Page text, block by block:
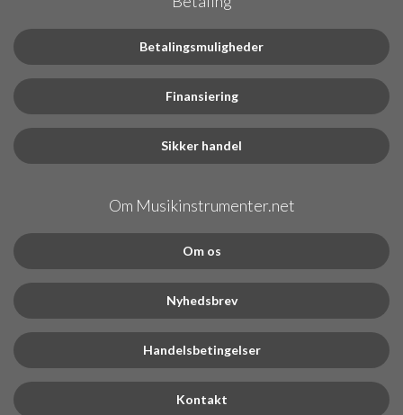
Betalingsmuligheder
Finansiering
Sikker handel
Om Musikinstrumenter.net
Om os
Nyhedsbrev
Handelsbetingelser
Kontakt